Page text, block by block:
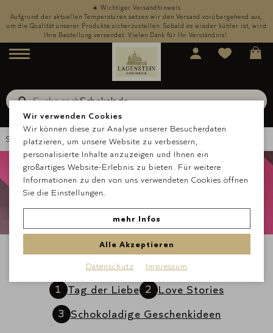
☀️ Wichtiger Versandhinweis
Aufgrund der aktuellen Temperaturen setzen wir den Versand vorübergehend aus,
um die Qualität unserer Produkte sicherzustellen. Sobald es wieder kühler ist, wird
Ihre Bestellung versendet. Vielen Dank für Ihr Verständnis!
Menü
Suche nachSchokolade
Startseite Über uns Blog Blogbeitrag Valentinstag
In diesem Beitrag:
Tag der Liebe
Love Stories
Schokoladige Geschenkideen
Wir verwenden Cookies
Wir können diese zur Analyse unserer Besucherdaten
platzieren, um unsere Website zu verbessern,
personalisierte Inhalte anzuzeigen und Ihnen ein
großartiges Website-Erlebnis zu bieten. Für weitere
Informationen zu den von uns verwendeten Cookies öffnen
Sie die Einstellungen.
mehr Infos
Alle Akzeptieren
Datenschutz Impressum